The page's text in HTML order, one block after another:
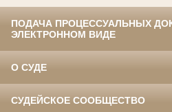
ПОДАЧА ПРОЦЕССУАЛЬНЫХ
ЭЛЕКТРОННОМ ВИДЕ
О СУДЕ
СУДЕЙСКОЕ СООБЩЕСТВО